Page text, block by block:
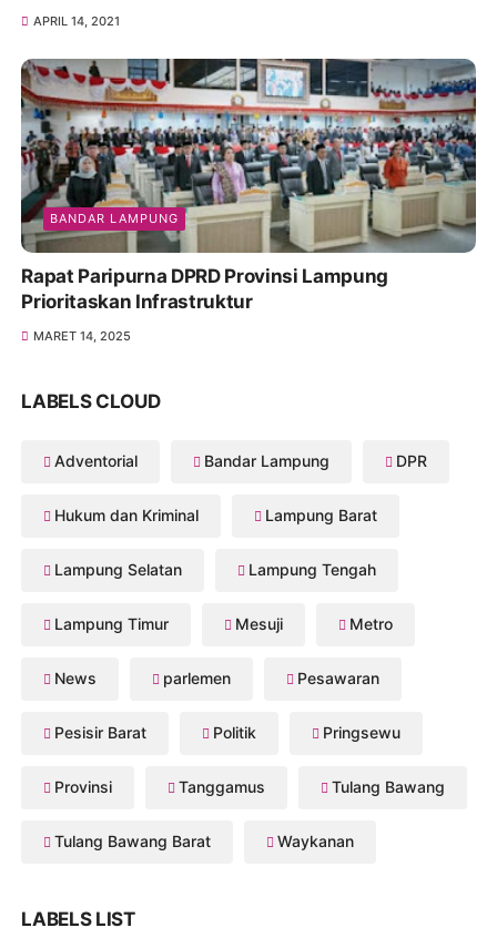
APRIL 14, 2021
BANDAR LAMPUNG
Rapat Paripurna DPRD Provinsi Lampung
Prioritaskan Infrastruktur
MARET 14, 2025
LABELS CLOUD
Adventorial Bandar Lampung DPR
Hukum dan Kriminal Lampung Barat
Lampung Selatan Lampung Tengah
Lampung Timur Mesuji Metro
News parlemen Pesawaran
Pesisir Barat Politik Pringsewu
Provinsi Tanggamus Tulang Bawang
Tulang Bawang Barat Waykanan
LABELS LIST